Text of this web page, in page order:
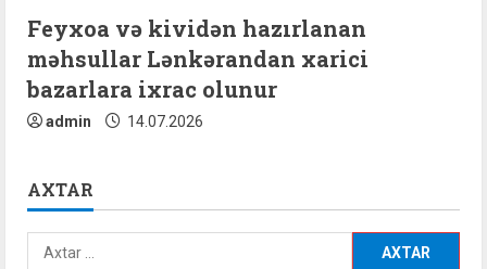
Feyxoa və kividən hazırlanan
məhsullar Lənkərandan xarici
bazarlara ixrac olunur
admin 14.07.2026
AXTAR
Axtarış: